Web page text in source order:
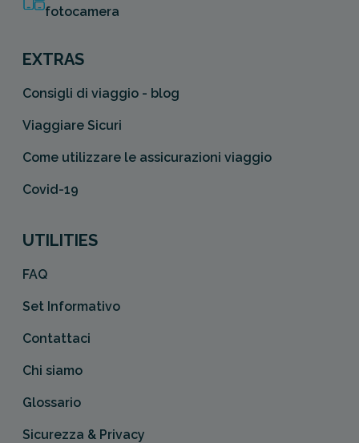
fotocamera
EXTRAS
Consigli di viaggio - blog
Viaggiare Sicuri
Come utilizzare le assicurazioni viaggio
Covid-19
UTILITIES
FAQ
Set Informativo
Contattaci
Chi siamo
Glossario
Sicurezza & Privacy